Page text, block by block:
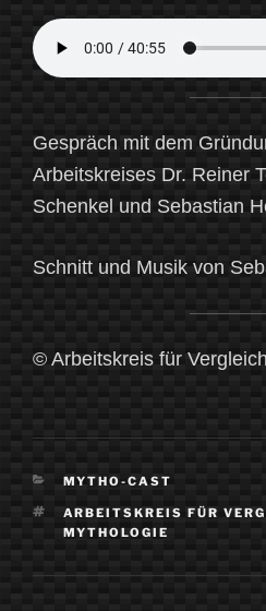
Gespräch mit dem
Arbeitskreises Dr. Reiner
Schenkel und Sebastian
Schnitt und Musik von
© Arbeitskreis für
KATEGORIEN
MYTHO-CAST
SCHLAGWÖRTER
ARBEITSKREIS FÜR
MYTHOLOGIE